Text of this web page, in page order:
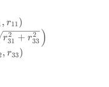
, r11 )
r31
2 + r33
2 )
, r33)